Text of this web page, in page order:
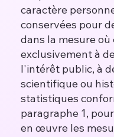
caractère
conservées pour
dans la mesure
exclusivement à
l'intérêt public, à
scientifique ou
statistiques
paragraphe 1,
en œuvre les